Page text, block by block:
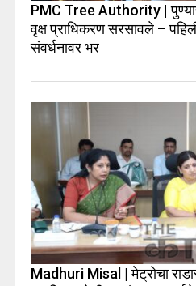
PMC Tree Authority |
वृक्ष प्राधिकरण सरसावले –
संवर्धनावर भर
Madhuri Misal | मेट्रोचा